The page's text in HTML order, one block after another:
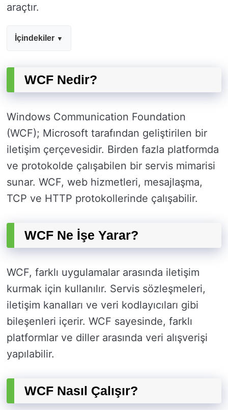
araçtır.
İçindekiler
WCF Nedir?
Windows Communication Foundation
(WCF); Microsoft tarafından geliştirilen bir
iletişim çerçevesidir. Birden fazla platformda
ve protokolde çalışabilen bir servis mimarisi
sunar. WCF, web hizmetleri, mesajlaşma,
TCP ve HTTP protokollerinde çalışabilir.
WCF Ne İşe Yarar?
WCF, farklı uygulamalar arasında iletişim
kurmak için kullanılır. Servis sözleşmeleri,
iletişim kanalları ve veri kodlayıcıları gibi
bileşenleri içerir. WCF sayesinde, farklı
platformlar ve diller arasında veri alışverişi
yapılabilir.
WCF Nasıl Çalışır?